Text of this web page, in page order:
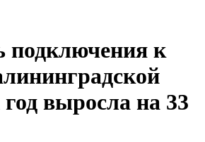
подключения к
год выросла на 33